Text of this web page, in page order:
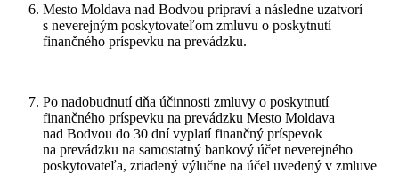
Mesto Moldava nad Bodvou pripraví a následne uzatvorí
s neverejným poskytovateľom zmluvu o poskytnutí
finančného príspevku na prevádzku.
Po nadobudnutí dňa účinnosti zmluvy o poskytnutí
finančného príspevku na prevádzku Mesto Moldava
nad Bodvou do 30 dní vyplatí finančný príspevok
na prevádzku na samostatný bankový účet neverejného
poskytovateľa, zriadený výlučne na účel uvedený v zmluve